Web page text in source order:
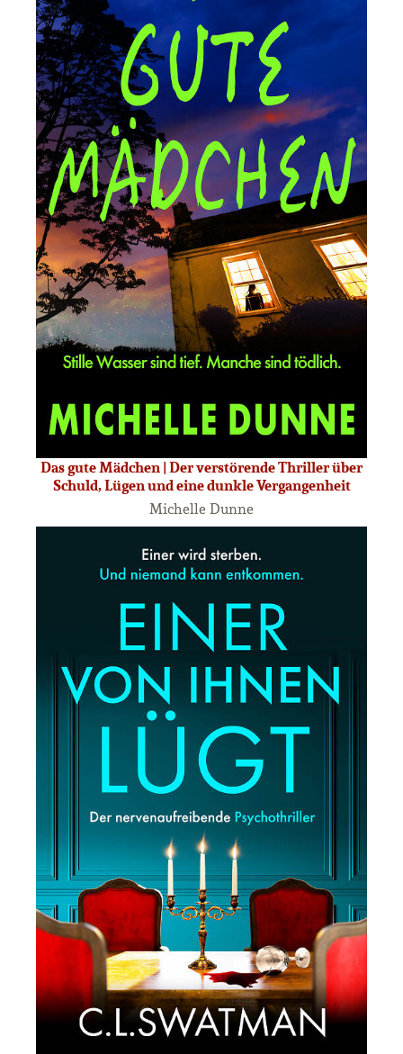
Das gute Mädchen | Der verstörende Thriller über
Schuld, Lügen und eine dunkle Vergangenheit
Michelle Dunne